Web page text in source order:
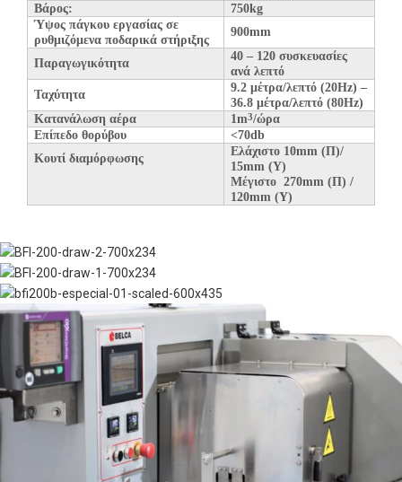
Βάρος:
750kg
Ύψος πάγκου εργασίας σε
ρυθμιζόμενα ποδαρικά στήριξης
900mm
Παραγωγικότητα
40 – 120 συσκευασίες
ανά λεπτό
Ταχύτητα
9.2 μέτρα/λεπτό (20Hz) –
36.8 μέτρα/λεπτό (80Hz)
Κατανάλωση αέρα
1m3/ώρα
Επίπεδο θορύβου
<70db
Κουτί διαμόρφωσης
Ελάχιστο 10mm (Π)/
15mm (Υ)
Μέγιστο 270mm (Π) /
120mm (Υ)